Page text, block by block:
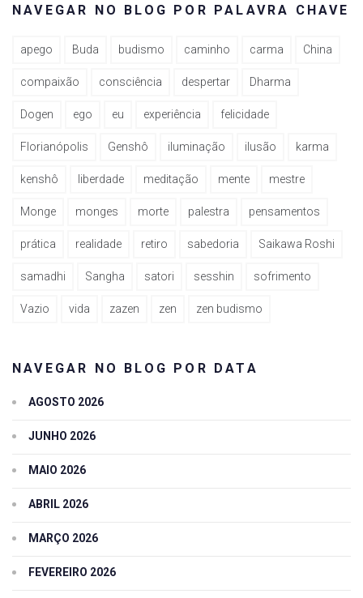
NAVEGAR NO BLOG POR PALAVRA CHAVE
apego Buda budismo caminho carma China
compaixão consciência despertar Dharma
Dogen ego eu experiência felicidade
Florianópolis Genshô iluminação ilusão karma
kenshô liberdade meditação mente mestre
Monge monges morte palestra pensamentos
prática realidade retiro sabedoria Saikawa Roshi
samadhi Sangha satori sesshin sofrimento
Vazio vida zazen zen zen budismo
NAVEGAR NO BLOG POR DATA
AGOSTO 2026
JUNHO 2026
MAIO 2026
ABRIL 2026
MARÇO 2026
FEVEREIRO 2026